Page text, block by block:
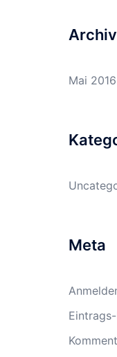
Archiv
Mai 2016
Meta